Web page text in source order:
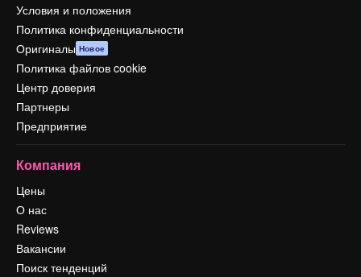
Условия и положения
Политика конфиденциальности
Оригиналы Новое
Политика файлов cookie
Центр доверия
Партнеры
Предприятие
Компания
Цены
О нас
Reviews
Вакансии
Поиск тенденций